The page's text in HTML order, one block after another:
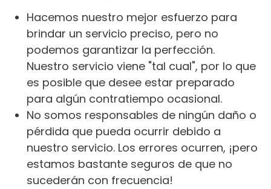
Hacemos nuestro mejor esfuerzo para
brindar un servicio preciso, pero no
podemos garantizar la perfección.
Nuestro servicio viene "tal cual", por lo que
es posible que desee estar preparado
para algún contratiempo ocasional.
No somos responsables de ningún daño o
pérdida que pueda ocurrir debido a
nuestro servicio. Los errores ocurren, ¡pero
estamos bastante seguros de que no
sucederán con frecuencia!